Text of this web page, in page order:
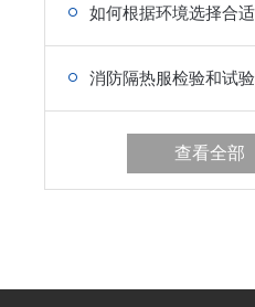
消防隔热服检验和试
查看全部